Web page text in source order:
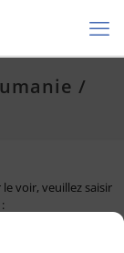
/
voir, veuillez saisir